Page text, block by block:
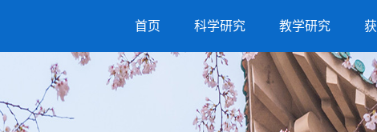
首页 科学研究 教学研究